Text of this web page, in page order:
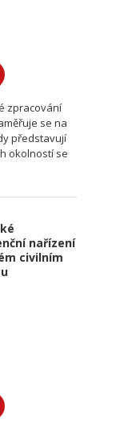
zpracování
se na
představují
okolností se
nařízení
civilním